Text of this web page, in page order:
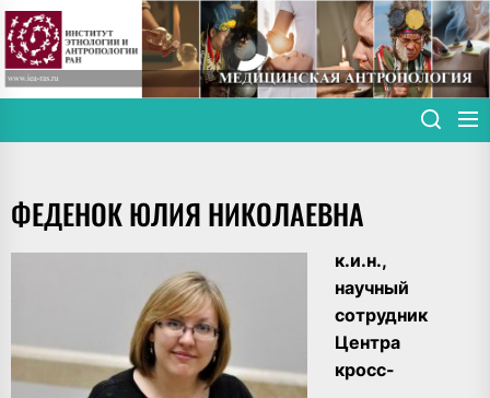
Skip
to
the
content
ФЕДЕНОК ЮЛИЯ НИКОЛАЕВНА
к.и.н.,
научный
сотрудник
Центра
кросс-